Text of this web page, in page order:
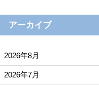
アーカイブ
2026年8月
2026年7月